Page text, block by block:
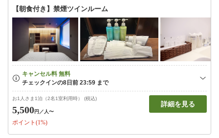
【朝食付き】禁煙ツインルーム
お1人さま1泊（2名1室利用時） (税込)
5,500円 ／人〜
ポイント(1%)
詳細を見る